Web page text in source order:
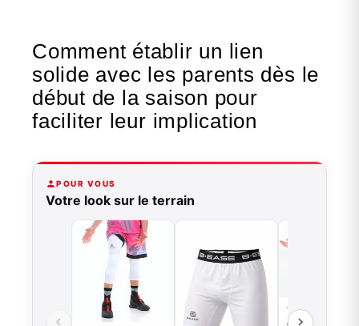
Comment établir un lien
solide avec les parents dès le
début de la saison pour
faciliter leur implication
POUR VOUS
Votre look sur le terrain
T-shirt
compression à